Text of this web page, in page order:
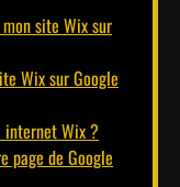
site Wix sur
Wix sur Google
internet Wix ?
page de Google